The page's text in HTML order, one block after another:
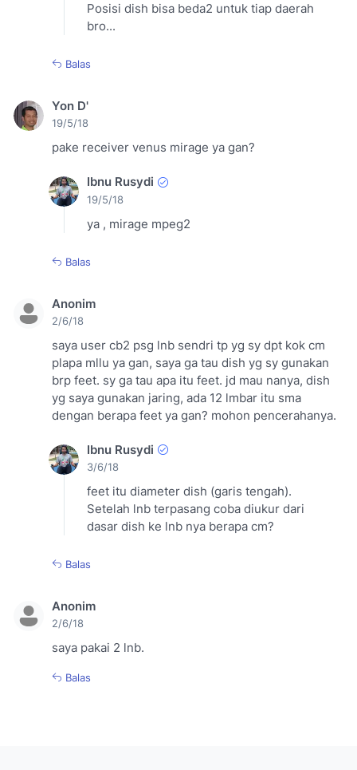
Posisi dish bisa beda2 untuk tiap daerah
bro...
Balas
Yon D'
19/5/18
pake receiver venus mirage ya gan?
Ibnu Rusydi
19/5/18
ya , mirage mpeg2
Balas
Anonim
2/6/18
saya user cb2 psg lnb sendri tp yg sy dpt kok cm
plapa mllu ya gan, saya ga tau dish yg sy gunakan
brp feet. sy ga tau apa itu feet. jd mau nanya, dish
yg saya gunakan jaring, ada 12 lmbar itu sma
dengan berapa feet ya gan? mohon pencerahanya.
Ibnu Rusydi
3/6/18
feet itu diameter dish (garis tengah).
Setelah lnb terpasang coba diukur dari
dasar dish ke lnb nya berapa cm?
Balas
Anonim
2/6/18
saya pakai 2 lnb.
Balas